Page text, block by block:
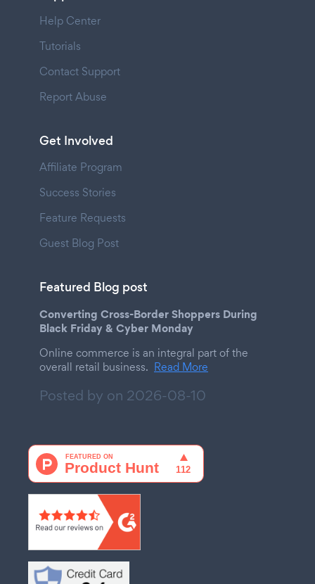
Help Center
Tutorials
Contact Support
Report Abuse
Get Involved
Affiliate Program
Success Stories
Feature Requests
Guest Blog Post
Featured Blog post
Converting Cross-Border Shoppers During
Black Friday & Cyber Monday
Online commerce is an integral part of the
overall retail business. Read More
Posted by on 2026-08-10